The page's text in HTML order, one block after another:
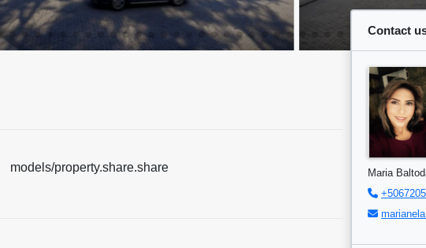
models/property.share.share
Contact
Maria